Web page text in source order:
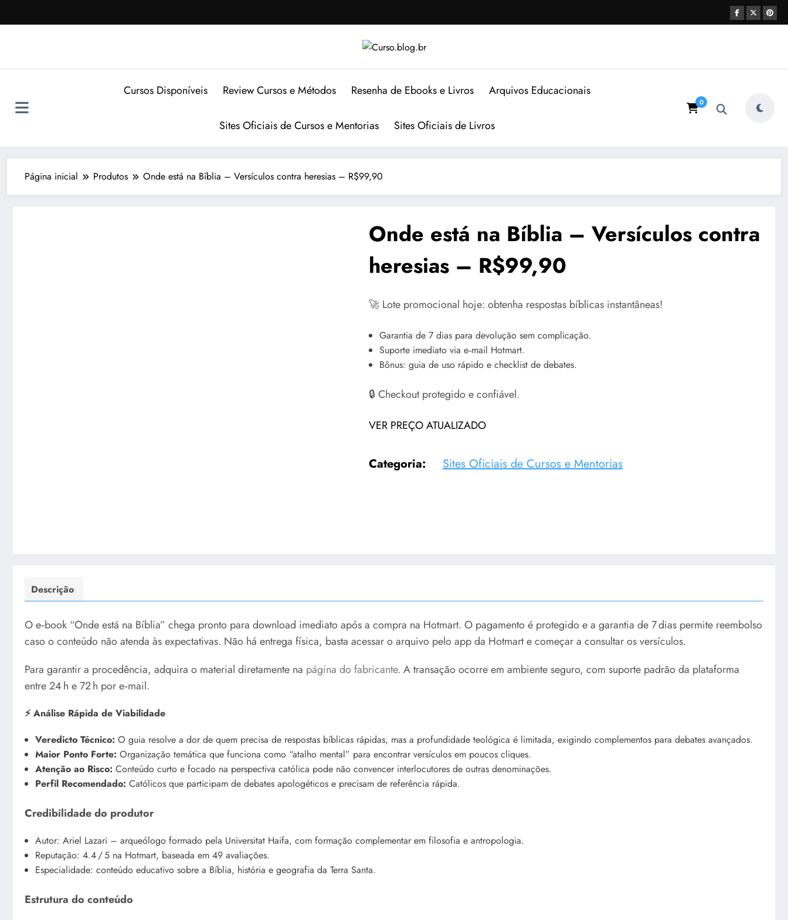
para
Cursos Disponíveis Review Cursos e Métodos Resenha de Ebooks e Livros Arquivos Educacionais
Sites Oficiais de Cursos e Mentorias Sites Oficiais de Livros
0
Página inicial Produtos Onde está na Bíblia – Versículos contra heresias – R$99,90
Onde está na Bíblia – Versículos contra
heresias – R$99,90
🚀 Lote promocional hoje: obtenha respostas bíblicas instantâneas!
Garantia de 7 dias para devolução sem complicação.
Suporte imediato via e‑mail Hotmart.
Bônus: guia de uso rápido e checklist de debates.
🔒 Checkout protegido e confiável.
VER PREÇO ATUALIZADO
Categoria: Sites Oficiais de Cursos e Mentorias
Descrição
O e‑book “Onde está na Bíblia” chega pronto para download imediato após a compra na Hotmart. O pagamento é protegido e a garantia de 7 dias permite reembolso
caso o conteúdo não atenda às expectativas. Não há entrega física, basta acessar o arquivo pelo app da Hotmart e começar a consultar os versículos.
Para garantir a procedência, adquira o material diretamente na página do fabricante. A transação ocorre em ambiente seguro, com suporte padrão da plataforma
entre 24 h e 72 h por e‑mail.
⚡ Análise Rápida de Viabilidade
Veredicto Técnico: O guia resolve a dor de quem precisa de respostas bíblicas rápidas, mas a profundidade teológica é limitada, exigindo complementos para debates avançados.
Maior Ponto Forte: Organização temática que funciona como “atalho mental” para encontrar versículos em poucos cliques.
Atenção ao Risco: Conteúdo curto e focado na perspectiva católica pode não convencer interlocutores de outras denominações.
Perfil Recomendado: Católicos que participam de debates apologéticos e precisam de referência rápida.
Credibilidade do produtor
Autor: Ariel Lazari – arqueólogo formado pela Universitat Haifa, com formação complementar em filosofia e antropologia.
Reputação: 4.4 / 5 na Hotmart, baseada em 49 avaliações.
Especialidade: conteúdo educativo sobre a Bíblia, história e geografia da Terra Santa.
Estrutura do conteúdo